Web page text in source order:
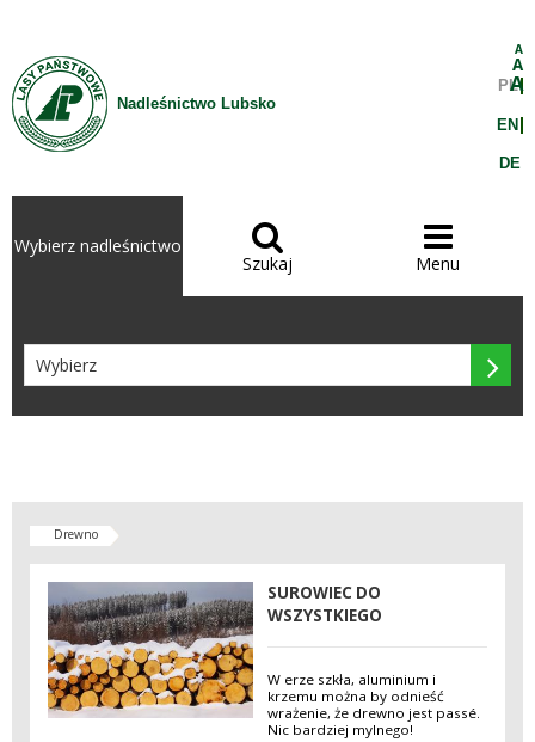
Nadleśnictwo Lubsko
A
A
A
PL
EN
DE
Wybierz nadleśnictwo 
Szukaj

Menu

Drewno
SUROWIEC DO
WSZYSTKIEGO
W erze szkła, aluminium i
krzemu można by odnieść
wrażenie, że drewno jest passé.
Nic bardziej mylnego!